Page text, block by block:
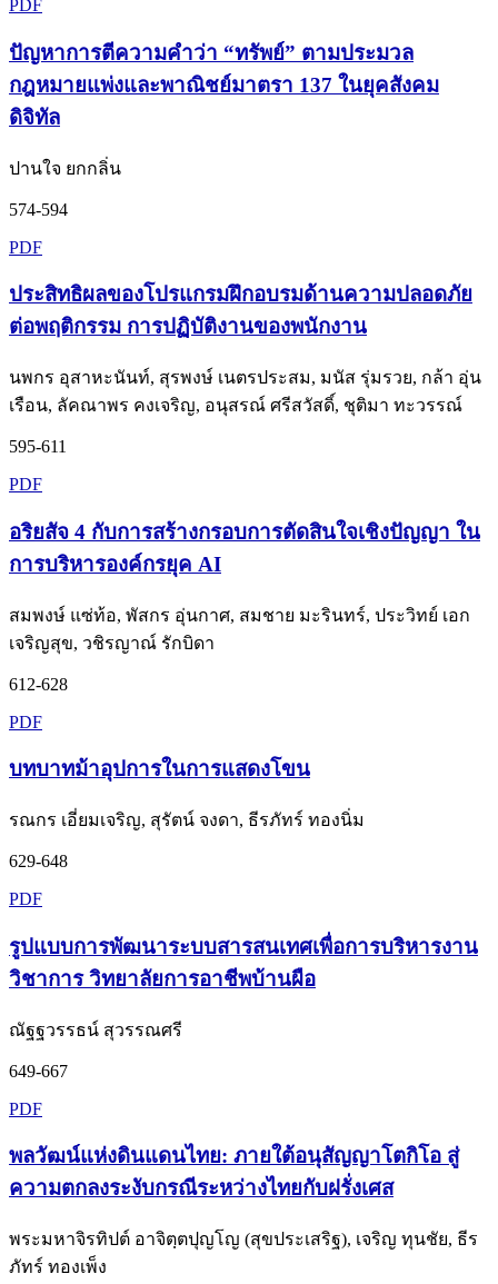
PDF
ปัญหาการตีความคำว่า “ทรัพย์” ตามประมวล
กฎหมายแพ่งและพาณิชย์มาตรา 137 ในยุคสังคม
ดิจิทัล
ปานใจ ยกกลิ่น
574-594
PDF
ประสิทธิผลของโปรแกรมฝึกอบรมด้านความปลอดภัย
ต่อพฤติกรรม การปฏิบัติงานของพนักงาน
นพกร อุสาหะนันท์, สุรพงษ์ เนตรประสม, มนัส รุ่มรวย, กล้า อุ่น
เรือน, ลัคณาพร คงเจริญ, อนุสรณ์ ศรีสวัสดิ์, ชุติมา ทะวรรณ์
595-611
PDF
อริยสัจ 4 กับการสร้างกรอบการตัดสินใจเชิงปัญญา ใน
การบริหารองค์กรยุค AI
สมพงษ์ แซ่ท้อ, พัสกร อุ่นกาศ, สมชาย มะรินทร์, ประวิทย์ เอก
เจริญสุข, วชิรญาณ์ รักบิดา
612-628
PDF
บทบาทม้าอุปการในการแสดงโขน
รณกร เอี่ยมเจริญ, สุรัตน์ จงดา, ธีรภัทร์ ทองนิ่ม
629-648
PDF
รูปแบบการพัฒนาระบบสารสนเทศเพื่อการบริหารงาน
วิชาการ วิทยาลัยการอาชีพบ้านผือ
ณัฐฐวรรธน์ สุวรรณศรี
649-667
PDF
พลวัฒน์แห่งดินแดนไทย: ภายใต้อนุสัญญาโตกิโอ สู่
ความตกลงระงับกรณีระหว่างไทยกับฝรั่งเศส
พระมหาจิรทิปต์ อาจิตฺตปุญโญ (สุขประเสริฐ), เจริญ ทุนชัย, ธีร
ภัทร์ ทองเพ็ง